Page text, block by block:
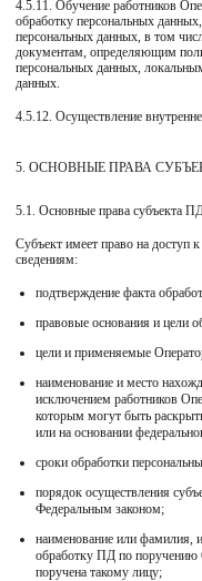
4.5.11. Обучение работников
обработку персональных
персональных данных, в том
документам, определяющим
персональных данных,
данных.
4.5.12. Осуществление
5. ОСНОВНЫЕ ПРАВА
5.1. Основные права субъекта
Субъект имеет право на
сведениям:
подтверждение факта
правовые основания и цели
цели и применяемые
наименование и место
исключением работников
которым могут быть
или на основании
сроки обработки
порядок осуществления
Федеральным законом;
наименование или фамилия,
обработку ПД по поручению
поручена такому лицу;